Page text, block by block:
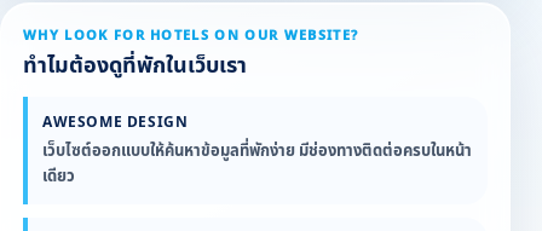
WHY LOOK FOR HOTELS ON OUR WEBSITE?
ทำไมต้องดูที่พักในเว็บเรา
AWESOME DESIGN
เว็บไซต์ออกแบบให้ค้นหาข้อมูลที่พักง่าย มีช่องทางติดต่อครบในหน้า
เดียว